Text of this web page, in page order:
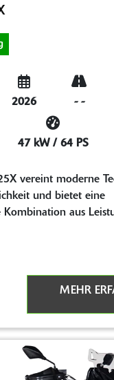
2026 - -
47 kW / 64 PS
vereint moderne
und bietet eine
Kombination aus
MEHR